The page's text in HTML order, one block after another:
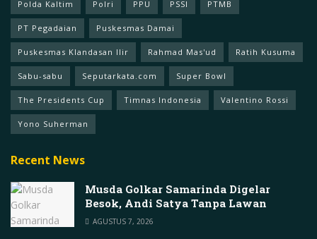
Polda Kaltim Polri PPU PSSI PTMB
PT Pegadaian Puskesmas Damai
Puskesmas Klandasan Ilir Rahmad Mas'ud Ratih Kusuma
Sabu-sabu Seputarkata.com Super Bowl
The Presidents Cup Timnas Indonesia Valentino Rossi
Yono Suherman
Recent News
Musda Golkar Samarinda Digelar
Besok, Andi Satya Tanpa Lawan
AGUSTUS 7, 2026